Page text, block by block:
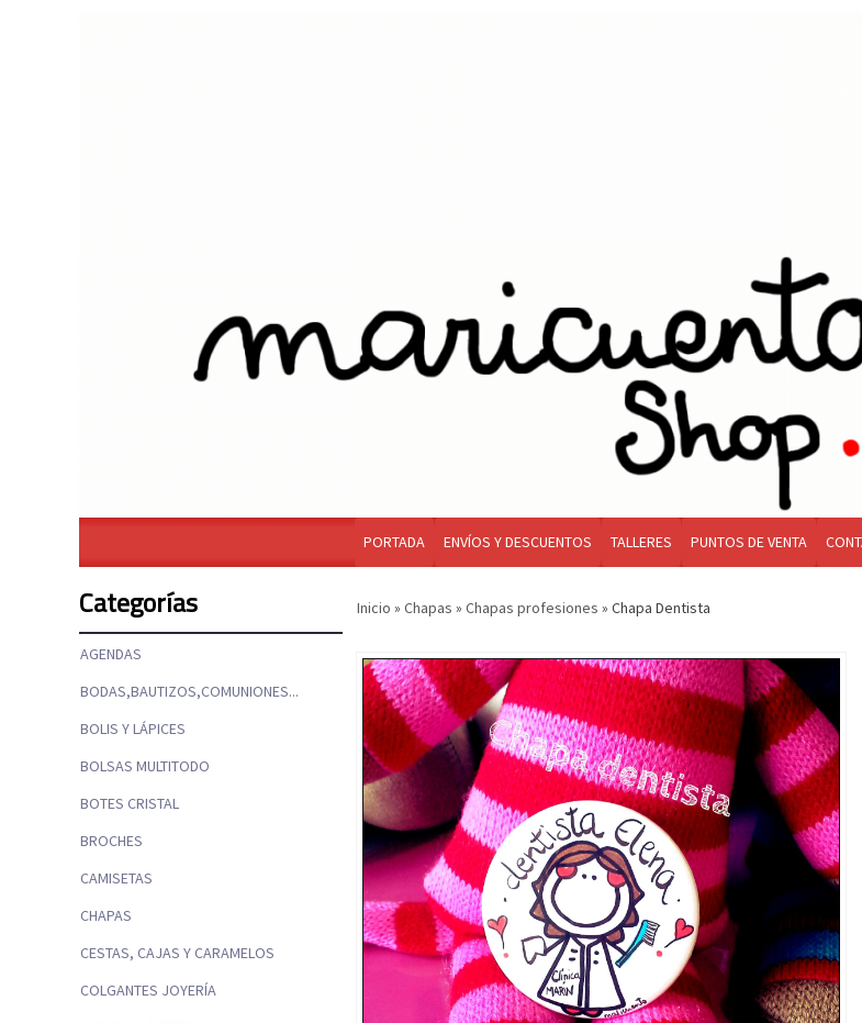
PORTADA ENVÍOS Y DESCUENTOS TALLERES PUNTOS DE VENTA
Categorías
AGENDAS
BODAS,BAUTIZOS,COMUNIONES...
BOLIS Y LÁPICES
BOLSAS MULTITODO
BOTES CRISTAL
BROCHES
CAMISETAS
CHAPAS
CESTAS, CAJAS Y CARAMELOS
COLGANTES JOYERÍA
Inicio » Chapas » Chapas profesiones » Chapa Dentista